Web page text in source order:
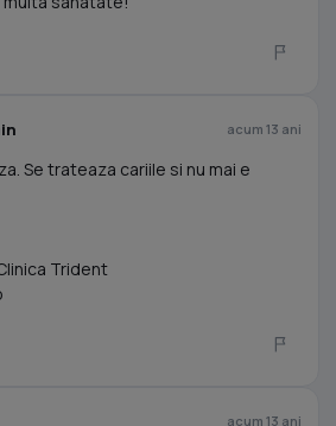
acum 13 ani
Se trateaza cariile si nu mai e
Trident
acum 13 ani